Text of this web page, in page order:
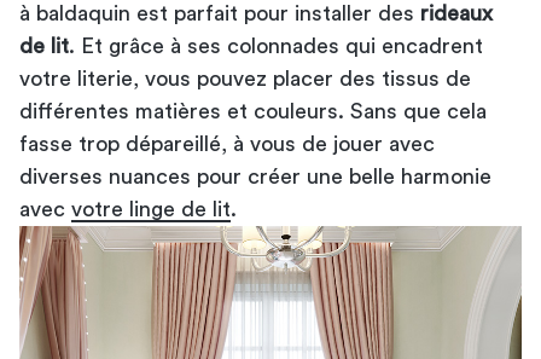
à baldaquin est parfait pour installer des rideaux
de lit. Et grâce à ses colonnades qui encadrent
votre literie, vous pouvez placer des tissus de
différentes matières et couleurs. Sans que cela
fasse trop dépareillé, à vous de jouer avec
diverses nuances pour créer une belle harmonie
avec votre linge de lit.